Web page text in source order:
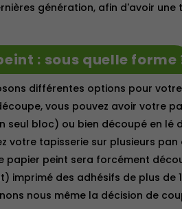
génération, afin d'avoir une
: sous quelle forme
différentes options pour votre
vous pouvez avoir votre
seul bloc) ou bien découpé en lé
votre tapisserie sur plusieurs pan
papier peint sera forcément
imprimé des adhésifs de plus de
nous même la décision de